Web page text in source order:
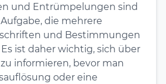
und Entrümpelungen sind
die mehrere
und Bestimmungen
ist daher wichtig, sich über
informieren, bevor man
oder eine